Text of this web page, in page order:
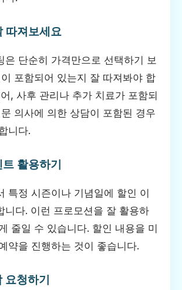
따져보세요
은 단순히 가격만으로 선택하기 보
포함되어 있는지 잘 따져봐야 합
, 사후 관리나 추가 치료가 포함되
의사에 의한 상담이 포함된 경우
니다.
활용하기
특정 시즌이나 기념일에 할인 이
니다. 이런 프로모션을 잘 활용하
줄일 수 있습니다. 할인 내용을 미
약을 진행하는 것이 좋습니다.
요청하기